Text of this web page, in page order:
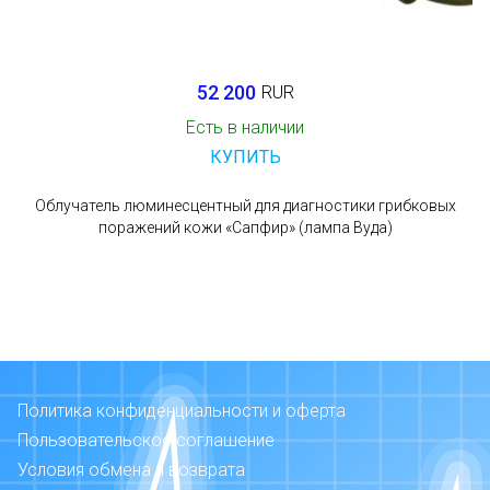
52 200 RUR
Есть в наличии
КУПИТЬ
Облучатель люминесцентный для диагностики грибковых
поражений кожи «Сапфир» (лампа Вуда)
Политика конфиденциальности и оферта
Пользовательское соглашение
Условия обмена и возврата